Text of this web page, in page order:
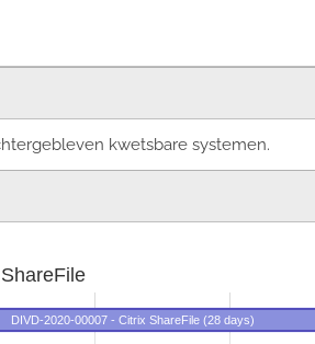
kwetsbare systemen.
DIVD-2020-00007 - Citrix ShareFile (28 days)